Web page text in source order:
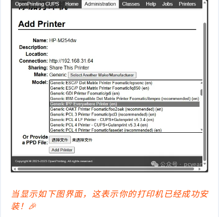
当显示如下图界面，这表示你的打印机已经成功安
装！🎉